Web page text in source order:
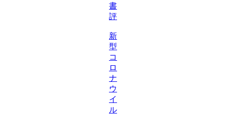
書
評
新
型
コ
ロ
ナ
ウ
イ
ル